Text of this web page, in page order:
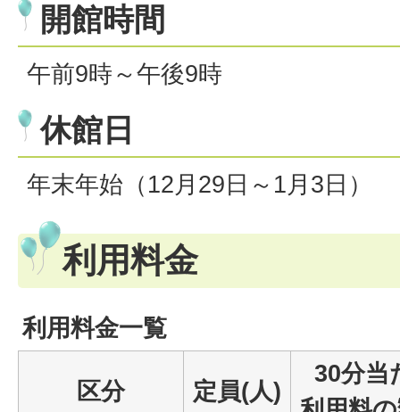
開館時間
午前9時～午後9時
休館日
年末年始（12月29日～1月3日）
利用料金
利用料金一覧
区分 定員(人)
30分当